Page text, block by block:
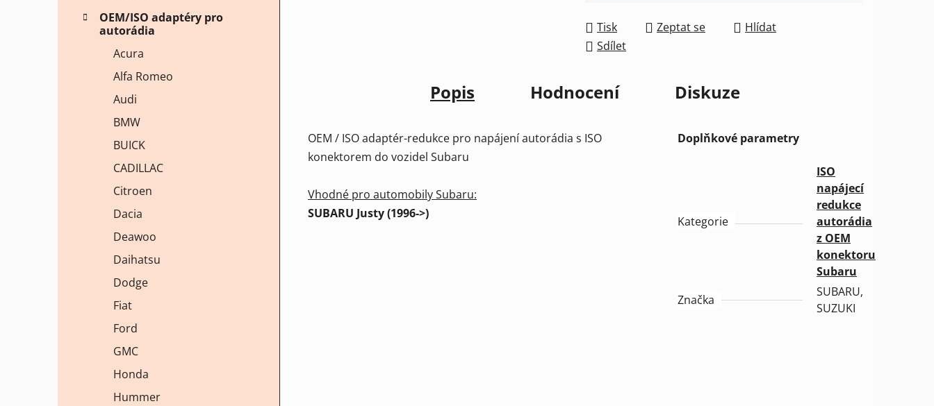
OEM/ISO adaptéry pro
autorádia
Acura
Alfa Romeo
Audi
BMW
BUICK
CADILLAC
Citroen
Dacia
Deawoo
Daihatsu
Dodge
Fiat
Ford
GMC
Honda
Hummer
Tisk Zeptat se
Hlídat
Sdílet
Popis Hodnocení Diskuze
OEM / ISO adaptér-redukce pro napájení autorádia s ISO
konektorem do vozidel Subaru
Vhodné pro automobily Subaru:
SUBARU Justy (1996->)
Doplňkové parametry
Kategorie
ISO
napájecí
redukce
autorádia
z OEM
konektoru
Subaru
Značka
SUBARU,
SUZUKI